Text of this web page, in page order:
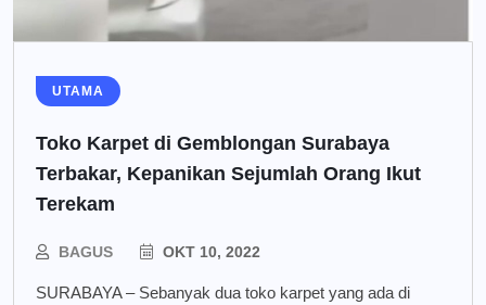
UTAMA
Toko Karpet di Gemblongan Surabaya
Terbakar, Kepanikan Sejumlah Orang Ikut
Terekam
BAGUS OKT 10, 2022
SURABAYA – Sebanyak dua toko karpet yang ada di